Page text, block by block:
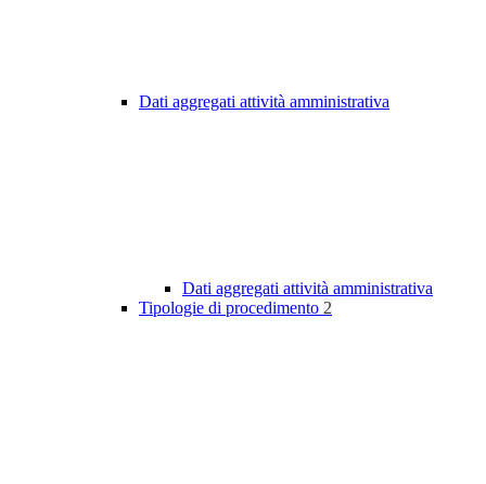
Dati aggregati attività amministrativa
Dati aggregati attività amministrativa
Tipologie di procedimento 2